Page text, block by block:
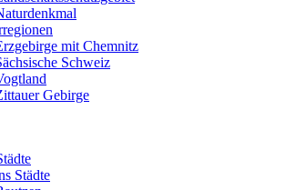
mit Chemnitz
Schweiz
Gebirge
Städte